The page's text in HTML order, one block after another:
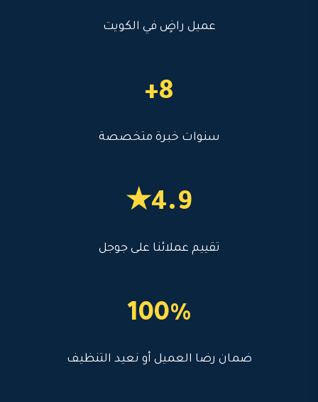
عميل راضٍ في الكويت
8+
سنوات خبرة متخصصة
4.9★
تقييم عملائنا على جوجل
100%
ضمان رضا العميل أو نعيد التنظيف